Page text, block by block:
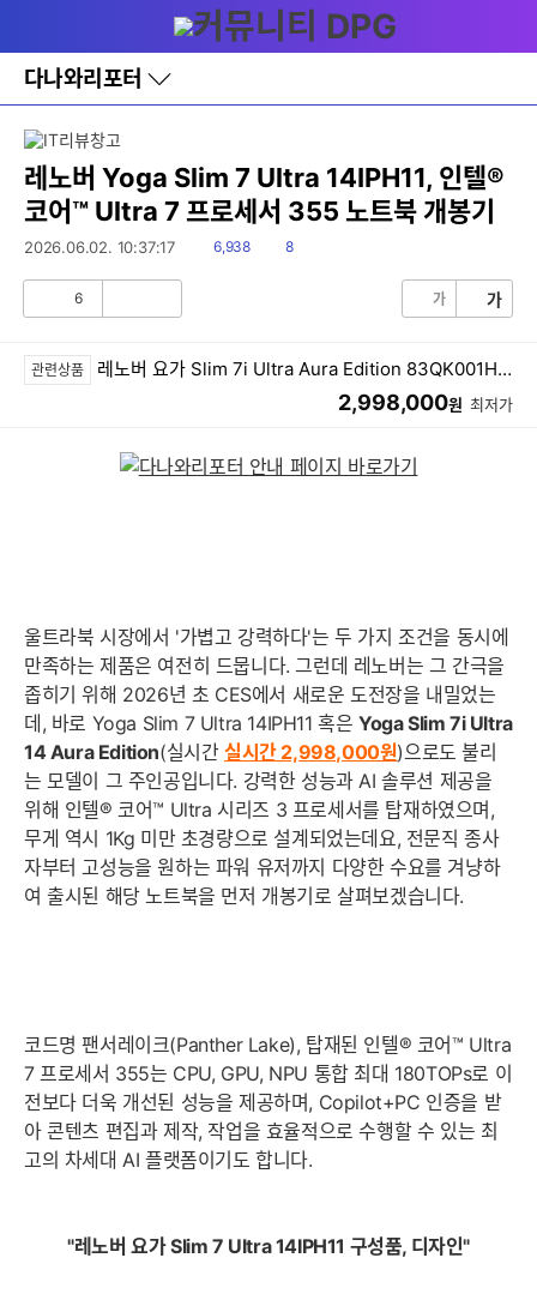
와
홈
다나와리포터
바
로
레
이
어
토
레노버 Yoga Slim 7 Ultra 14IPH11, 인텔®
코어™ Ultra 7 프로세서 355 노트북 개봉기
2026.06.02. 10:37:17
읽
6,938
댓
8
6 가 가
관련상품 레노버 요가 Slim 7i Ultra Aura Edition 83QK001HKR (SSD 1TB)
2,998,000원 최저가
울트라북 시장에서 '가볍고 강력하다'는 두 가지 조건을 동시에
만족하는 제품은 여전히 드뭅니다. 그런데 레노버는 그 간극을
좁히기 위해 2026년 초 CES에서 새로운 도전장을 내밀었는
데, 바로 Yoga Slim 7 Ultra 14IPH11 혹은Yoga Slim 7i Ultra
14 Aura Edition(실시간 실시간 2,998,000원)으로도 불리
는 모델이 그 주인공입니다. 강력한 성능과 AI 솔루션 제공을
위해 인텔® 코어™ Ultra 시리즈 3 프로세서를 탑재하였으며,
무게 역시 1Kg 미만 초경량으로 설계되었는데요, 전문직 종사
자부터 고성능을 원하는 파워 유저까지 다양한 수요를 겨냥하
여 출시된 해당 노트북을 먼저 개봉기로 살펴보겠습니다.
코드명 팬서레이크(Panther Lake), 탑재된 인텔® 코어™ Ultra
7 프로세서 355는 CPU, GPU, NPU 통합 최대 180TOPs로 이
전보다 더욱 개선된 성능을 제공하며, Copilot+PC 인증을 받
아 콘텐츠 편집과 제작, 작업을 효율적으로 수행할 수 있는 최
고의 차세대 AI 플랫폼이기도 합니다.
"레노버 요가 Slim 7 Ultra 14IPH11 구성품, 디자인"